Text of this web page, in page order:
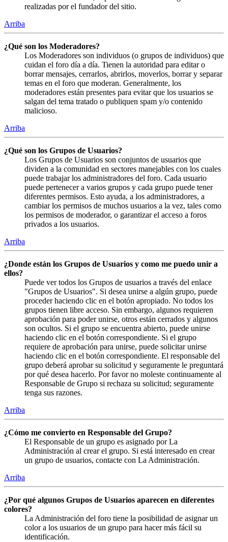
realizadas por el fundador del sitio.
Arriba
¿Qué son los Moderadores?
Los Moderadores son individuos (o grupos de individuos) que
cuidan el foro día a día. Tienen la autoridad para editar o
borrar mensajes, cerrarlos, abrirlos, moverlos, borrar y separar
temas en el foro que moderan. Generalmente, los
moderadores están presentes para evitar que los usuarios se
salgan del tema tratado o publiquen spam y/o contenido
malicioso.
Arriba
¿Qué son los Grupos de Usuarios?
Los Grupos de Usuarios son conjuntos de usuarios que
dividen a la comunidad en sectores manejables con los cuales
puede trabajar los administradores del foro. Cada usuario
puede pertenecer a varios grupos y cada grupo puede tener
diferentes permisos. Esto ayuda, a los administradores, a
cambiar los permisos de muchos usuarios a la vez, tales como
los permisos de moderador, o garantizar el acceso a foros
privados a los usuarios.
Arriba
¿Donde están los Grupos de Usuarios y como me puedo unir a
ellos?
Puede ver todos los Grupos de usuarios a través del enlace
"Grupos de Usuarios". Si desea unirse a algún grupo, puede
proceder haciendo clic en el botón apropiado. No todos los
grupos tienen libre acceso. Sin embargo, algunos requieren
aprobación para poder unirse, otros están cerrados y algunos
son ocultos. Si el grupo se encuentra abierto, puede unirse
haciendo clic en el botón correspondiente. Si el grupo
requiere de aprobación para unirse, puede solicitar unirse
haciendo clic en el botón correspondiente. El responsable del
grupo deberá aprobar su solicitud y seguramente le preguntará
por qué desea hacerlo. Por favor no moleste continuamente al
Responsable de Grupo si rechaza su solicitud; seguramente
tenga sus razones.
Arriba
¿Cómo me convierto en Responsable del Grupo?
El Responsable de un grupo es asignado por La
Administración al crear el grupo. Si está interesado en crear
un grupo de usuarios, contacte con La Administración.
Arriba
¿Por qué algunos Grupos de Usuarios aparecen en diferentes
colores?
La Administración del foro tiene la posibilidad de asignar un
color a los usuarios de un grupo para hacer más fácil su
identificación.